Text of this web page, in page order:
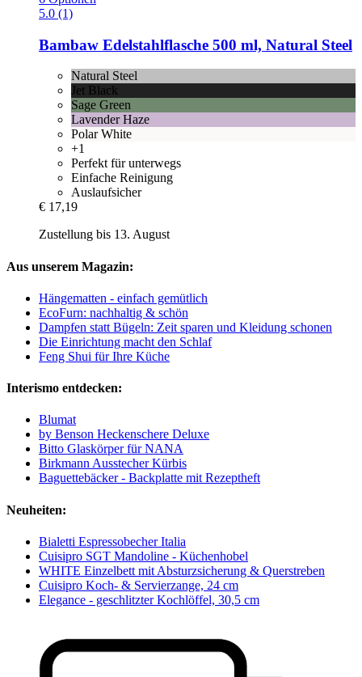
5.0 (1)
Bambaw Edelstahlflasche 500 ml, Natural Steel
Natural Steel
Jet Black
Sage Green
Lavender Haze
Polar White
+1
Perfekt für unterwegs
Einfache Reinigung
Auslaufsicher
€ 17,19
Zustellung bis 13. August
Aus unserem Magazin:
Hängematten - einfach gemütlich
EcoFurn: nachhaltig & schön
Dampfen statt Bügeln: Zeit sparen und Kleidung schonen
Die Einrichtung macht den Schlaf
Feng Shui für Ihre Küche
Interismo entdecken:
Blumat
by Benson Heckenschere Deluxe
Bitto Glaskörper für NANA
Birkmann Ausstecher Kürbis
Baguettebäcker - Backplatte mit Rezeptheft
Neuheiten:
Bialetti Espressobecher Italia
Cuisipro SGT Mandoline - Küchenhobel
WHITE Einzelbett mit Absturzsicherung & Querstreben
Cuisipro Koch- & Servierzange, 24 cm
Elegance - geschlitzter Kochlöffel, 30,5 cm